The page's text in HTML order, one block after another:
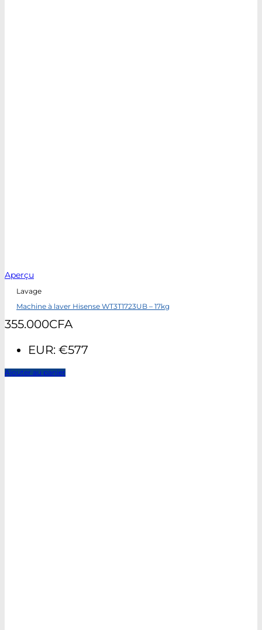
Aperçu
Lavage
Machine à laver Hisense WT3T1723UB – 17kg
355.000CFA
EUR: €577
Ajouter au panier